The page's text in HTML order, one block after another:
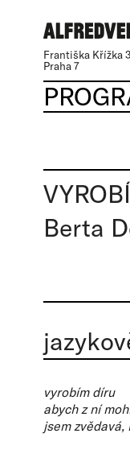
Františka Křížka
Praha 7
Berta
vyrobím díru
abych z ní
jsem zvědavá,